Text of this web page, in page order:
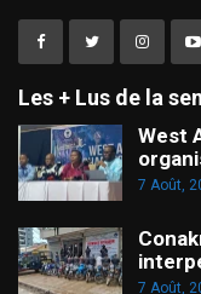
Les + Lus de la
West
7 Août,
7 Août,